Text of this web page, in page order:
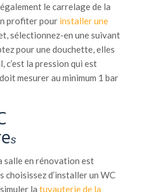
le carrelage de la
profiter pour installer une
sélectionnez-en une suivant
pour une douchette, elles
c’est la pression qui est
mesurer au minimum 1 bar
s
salle en rénovation est
choisissez d’installer un WC
la tuyauterie de la